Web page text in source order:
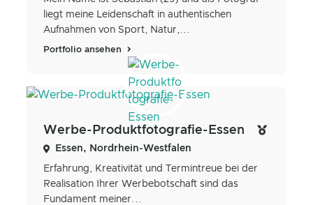
liegt meine Leidenschaft in authentischen
Aufnahmen von Sport, Natur,...
Portfolio ansehen
Werbe-Produktfotografie-Essen
Essen, Nordrhein-Westfalen
Erfahrung, Kreativität und Termintreue bei der
Realisation Ihrer Werbebotschaft sind das
Fundament meiner...